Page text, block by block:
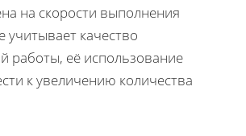
на скорости выполнения
учитывает качество
работы, её использование
к увеличению количества